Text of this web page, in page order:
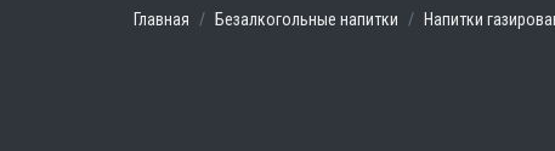
Главная Безалкогольные напитки Напитки